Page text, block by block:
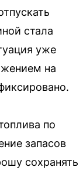
стала
уже
на
по
запасов
сохранять